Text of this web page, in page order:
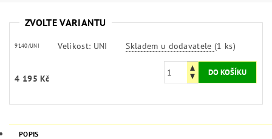
ZVOLTE VARIANTU
9140/UNI Velikost: UNI Skladem u dodavatele(1 ks)
4 195 Kč
POPIS